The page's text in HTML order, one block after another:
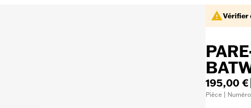
Vérifier
195,00 €
Pièce |